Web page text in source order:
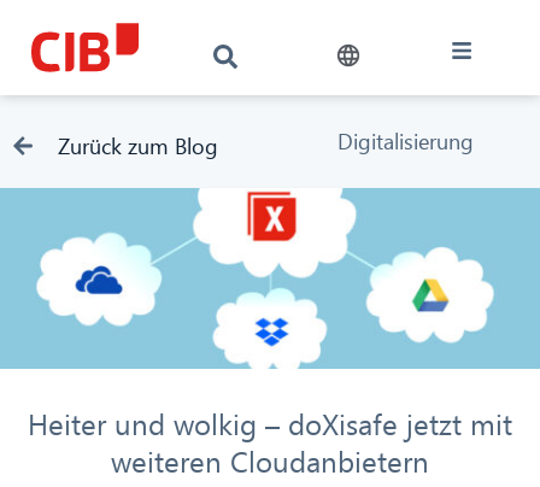
Zurück zum Blog Digitalisierung
Heiter und wolkig – doXisafe jetzt mit
weiteren Cloudanbietern